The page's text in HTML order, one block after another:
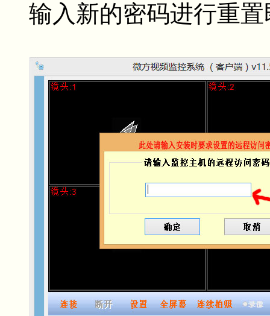
输入新的密码进行重置